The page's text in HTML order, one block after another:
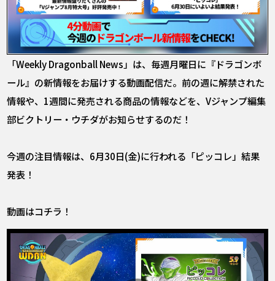
「Weekly Dragonball News」は、毎週月曜日に『ドラゴンボ
ール』の新情報をお届けする動画配信だ。前の週に解禁された
情報や、1週間に発売される商品の情報などを、Vジャンプ編集
部ビクトリー・ウチダがお知らせするのだ！
今週の注目情報は、6月30日(金)に行われる「ピッコレ」結果
発表！
動画はコチラ！